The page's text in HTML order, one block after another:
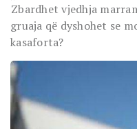
Zbardhet vjedhja
gruaja që dyshohet se
kasaforta?